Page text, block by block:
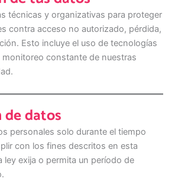
técnicas y organizativas para proteger
contra acceso no autorizado, pérdida,
Esto incluye el uso de tecnologías
constante de nuestras
de datos
personales solo durante el tiempo
con los fines descritos en esta
ley exija o permita un período de